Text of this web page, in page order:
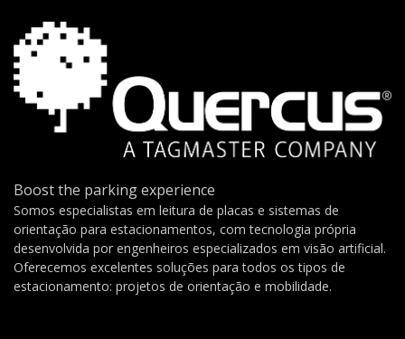
Boost the parking experience
Somos especialistas em leitura de placas e sistemas de
orientação para estacionamentos, com tecnologia própria
desenvolvida por engenheiros especializados em visão artificial.
Oferecemos excelentes soluções para todos os tipos de
estacionamento: projetos de orientação e mobilidade.